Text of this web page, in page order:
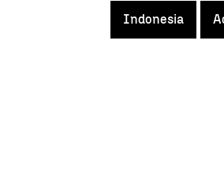
Indonesia